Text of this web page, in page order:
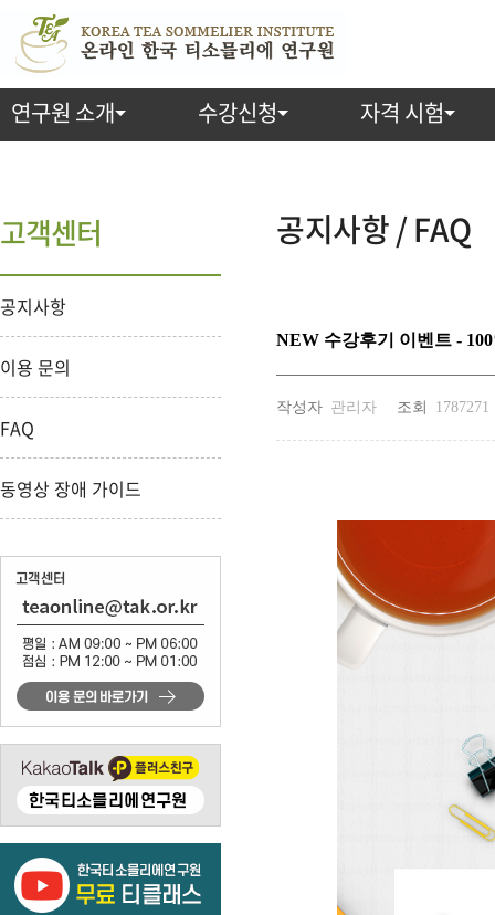
연구원 소개 수강신청 자격 시험
공지사항 / FAQ
NEW 수강후기 이벤트 -
작성자 관리자 조회 1787271
고객센터
공지사항
이용 문의
FAQ
동영상 장애 가이드